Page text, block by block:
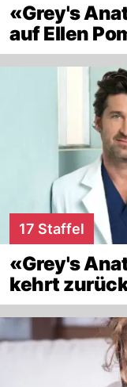
«Grey's
auf Ellen
17 Staffel
«Grey's
kehrt